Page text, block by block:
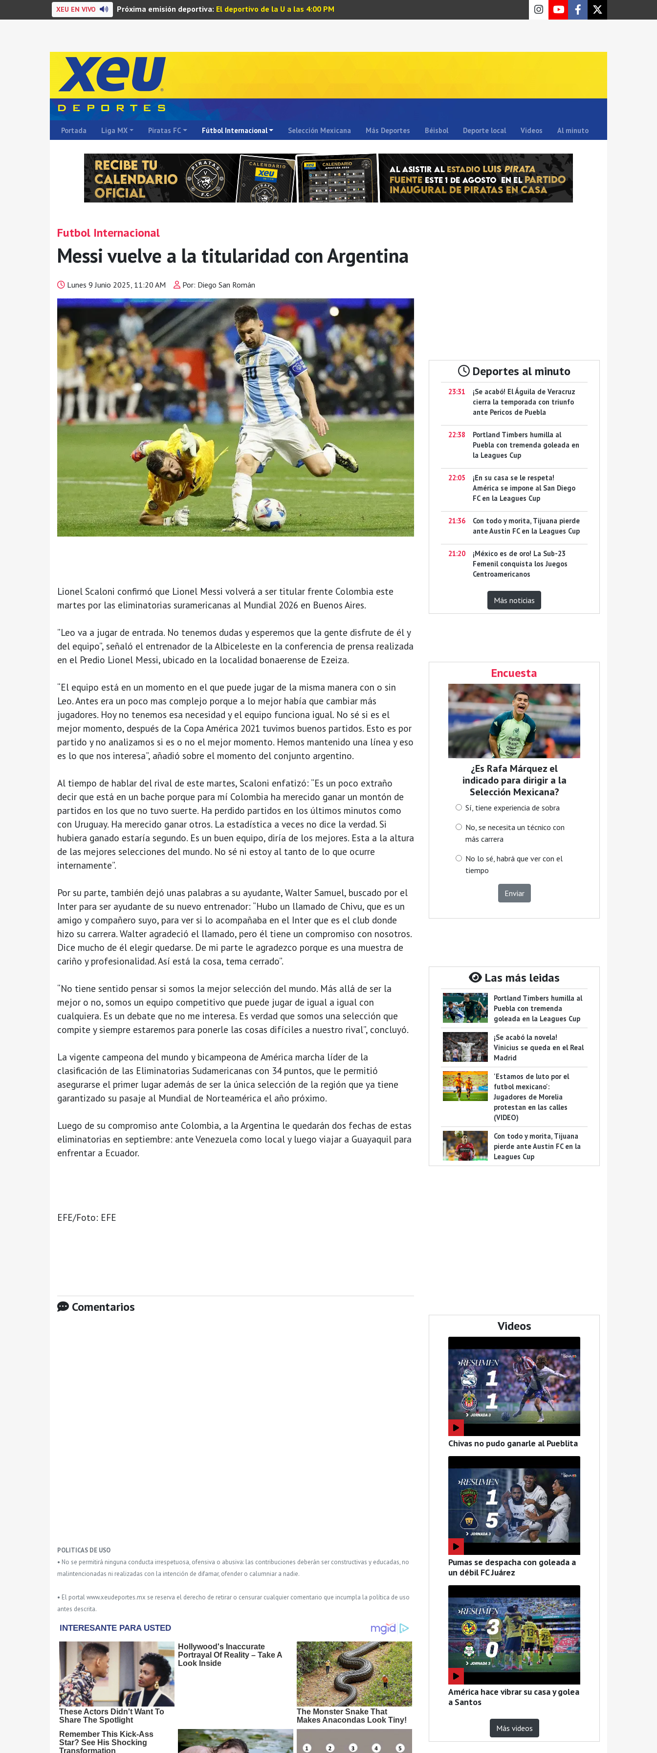
XEU EN VIVO Próxima emisión deportiva: El deportivo de la U a las 4:00 PM
Portada Liga MX Piratas FC Fútbol Internacional Selección Mexicana Más Deportes Béisbol Deporte local Videos Al minuto
Futbol Internacional
Messi vuelve a la titularidad con Argentina
Lunes 9 Junio 2025, 11:20 AM Por: Diego San Román
Lionel Scaloni confirmó que Lionel Messi volverá a ser titular frente Colombia este
martes por las eliminatorias suramericanas al Mundial 2026 en Buenos Aires.
”Leo va a jugar de entrada. No tenemos dudas y esperemos que la gente disfrute de él y
del equipo”, señaló el entrenador de la Albiceleste en la conferencia de prensa realizada
en el Predio Lionel Messi, ubicado en la localidad bonaerense de Ezeiza.
“El equipo está en un momento en el que puede jugar de la misma manera con o sin
Leo. Antes era un poco mas complejo porque a lo mejor había que cambiar más
jugadores. Hoy no tenemos esa necesidad y el equipo funciona igual. No sé si es el
mejor momento, después de la Copa América 2021 tuvimos buenos partidos. Esto es por
partido y no analizamos si es o no el mejor momento. Hemos mantenido una línea y eso
es lo que nos interesa”, añadió sobre el momento del conjunto argentino.
Al tiempo de hablar del rival de este martes, Scaloni enfatizó: “Es un poco extraño
decir que está en un bache porque para mí Colombia ha merecido ganar un montón de
partidos en los que no tuvo suerte. Ha perdido partidos en los últimos minutos como
con Uruguay. Ha merecido ganar otros. La estadística a veces no dice la verdad. Si
hubiera ganado estaría segundo. Es un buen equipo, diría de los mejores. Esta a la altura
de las mejores selecciones del mundo. No sé ni estoy al tanto de lo que ocurre
internamente”.
Por su parte, también dejó unas palabras a su ayudante, Walter Samuel, buscado por el
Inter para ser ayudante de su nuevo entrenador: “Hubo un llamado de Chivu, que es un
amigo y compañero suyo, para ver si lo acompañaba en el Inter que es el club donde
hizo su carrera. Walter agradeció el llamado, pero él tiene un compromiso con nosotros.
Dice mucho de él elegir quedarse. De mi parte le agradezco porque es una muestra de
cariño y profesionalidad. Así está la cosa, tema cerrado”.
“No tiene sentido pensar si somos la mejor selección del mundo. Más allá de ser la
mejor o no, somos un equipo competitivo que puede jugar de igual a igual con
cualquiera. Es un debate que no me interesa. Es verdad que somos una selección que
compite y siempre estaremos para ponerle las cosas difíciles a nuestro rival”, concluyó.
La vigente campeona del mundo y bicampeona de América marcha líder de la
clasificación de las Eliminatorias Sudamericanas con 34 puntos, que le permitió
asegurarse el primer lugar además de ser la única selección de la región que ya tiene
garantizado su pasaje al Mundial de Norteamérica el año próximo.
Luego de su compromiso ante Colombia, a la Argentina le quedarán dos fechas de estas
eliminatorias en septiembre: ante Venezuela como local y luego viajar a Guayaquil para
enfrentar a Ecuador.
EFE/Foto: EFE
Comentarios
POLITICAS DE USO
• No se permitirá ninguna conducta irrespetuosa, ofensiva o abusiva: las contribuciones deberán ser constructivas y educadas, no
malintencionadas ni realizadas con la intención de difamar, ofender o calumniar a nadie.
• El portal www.xeudeportes.mx se reserva el derecho de retirar o censurar cualquier comentario que incumpla la política de uso
antes descrita.
Deportes al minuto
23:31
¡Se acabó! El Águila de Veracruz
cierra la temporada con triunfo
ante Pericos de Puebla
22:38
Portland Timbers humilla al
Puebla con tremenda goleada en
la Leagues Cup
22:05
¡En su casa se le respeta!
América se impone al San Diego
FC en la Leagues Cup
21:36
Con todo y morita, Tijuana pierde
ante Austin FC en la Leagues Cup
21:20
¡México es de oro! La Sub-23
Femenil conquista los Juegos
Centroamericanos
Más noticias
Encuesta
¿Es Rafa Márquez el
indicado para dirigir a la
Selección Mexicana?
Sí, tiene experiencia de sobra
No, se necesita un técnico con
más carrera
No lo sé, habrá que ver con el
tiempo
Enviar
Las más leidas
Portland Timbers humilla al
Puebla con tremenda
goleada en la Leagues Cup
¡Se acabó la novela!
Vinicius se queda en el Real
Madrid
'Estamos de luto por el
futbol mexicano':
Jugadores de Morelia
protestan en las calles
(VIDEO)
Con todo y morita, Tijuana
pierde ante Austin FC en la
Leagues Cup
Videos
Chivas no pudo ganarle al Pueblita
Pumas se despacha con goleada a
un débil FC Juárez
América hace vibrar su casa y golea
a Santos
Más videos